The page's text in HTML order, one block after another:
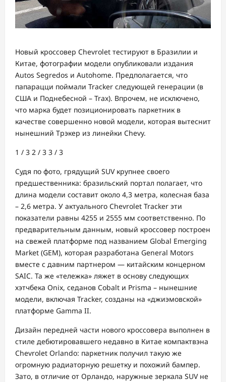
Новый кроссовер Chevrolet тестируют в Бразилии и
Китае, фотографии модели опубликовали издания
Autos Segredos и Autohome. Предполагается, что
папарацци поймали Tracker следующей генерации (в
США и Поднебесной – Trax). Впрочем, не исключено,
что марка будет позиционировать паркетник в
качестве совершенно новой модели, которая вытеснит
нынешний Трэкер из линейки Chevy.
1 / 3 2 / 3 3 / 3
Судя по фото, грядущий SUV крупнее своего
предшественника: бразильский портал полагает, что
длина модели составит около 4,3 метра, колесная база
– 2,6 метра. У актуального Chevrolet Tracker эти
показатели равны 4255 и 2555 мм соответственно. По
предварительным данным, новый кроссовер построен
на свежей платформе под названием Global Emerging
Market (GEM), которая разработана General Motors
вместе с давним партнером — китайским концерном
SAIC. Та же «тележка» ляжет в основу следующих
хэтчбека Onix, седанов Cobalt и Prisma – нынешние
модели, включая Tracker, созданы на «джиэмовской»
платформе Gamma II.
Дизайн передней части нового кроссовера выполнен в
стиле дебютировавшего недавно в Китае компактвэна
Chevrolet Orlando: паркетник получил такую же
огромную радиаторную решетку и похожий бампер.
Зато, в отличие от Орландо, наружные зеркала SUV не